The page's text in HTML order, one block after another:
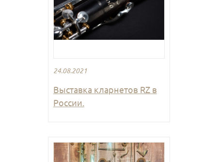
24.08.2021
Выставка кларнетов RZ в
России.